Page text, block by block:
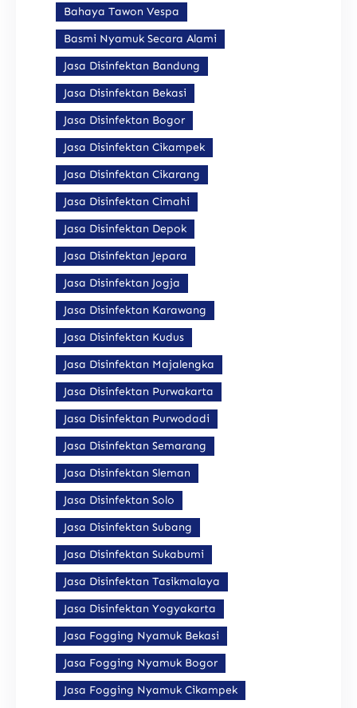
Bahaya Tawon Vespa
Basmi Nyamuk Secara Alami
Jasa Disinfektan Bandung
Jasa Disinfektan Bekasi
Jasa Disinfektan Bogor
Jasa Disinfektan Cikampek
Jasa Disinfektan Cikarang
Jasa Disinfektan Cimahi
Jasa Disinfektan Depok
Jasa Disinfektan Jepara
Jasa Disinfektan Jogja
Jasa Disinfektan Karawang
Jasa Disinfektan Kudus
Jasa Disinfektan Majalengka
Jasa Disinfektan Purwakarta
Jasa Disinfektan Purwodadi
Jasa Disinfektan Semarang
Jasa Disinfektan Sleman
Jasa Disinfektan Solo
Jasa Disinfektan Subang
Jasa Disinfektan Sukabumi
Jasa Disinfektan Tasikmalaya
Jasa Disinfektan Yogyakarta
Jasa Fogging Nyamuk Bekasi
Jasa Fogging Nyamuk Bogor
Jasa Fogging Nyamuk Cikampek